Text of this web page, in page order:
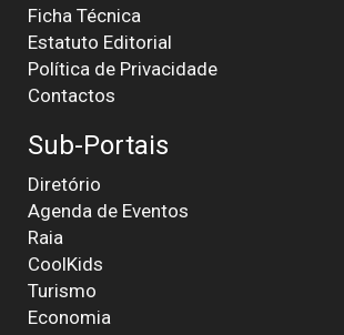
Ficha Técnica
Estatuto Editorial
Política de Privacidade
Contactos
Sub-Portais
Diretório
Agenda de Eventos
Raia
CoolKids
Turismo
Economia